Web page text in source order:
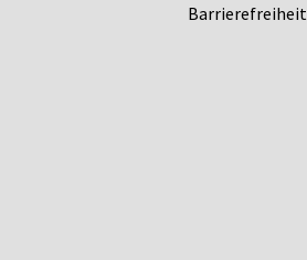
Barrierefreiheit